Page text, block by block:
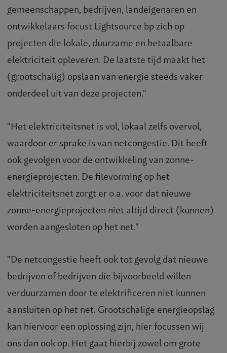
gemeenschappen, bedrijven, landeigenaren en
ontwikkelaars focust Lightsource bp zich op
projecten die lokale, duurzame en betaalbare
elektriciteit opleveren. De laatste tijd maakt het
(grootschalig) opslaan van energie steeds vaker
onderdeel uit van deze projecten."
"Het elektriciteitsnet is vol, lokaal zelfs overvol,
waardoor er sprake is van netcongestie. Dit heeft
ook gevolgen voor de ontwikkeling van zonne-
energieprojecten. De filevorming op het
elektriciteitsnet zorgt er o.a. voor dat nieuwe
zonne-energieprojecten niet altijd direct (kunnen)
worden aangesloten op het net."
"De netcongestie heeft ook tot gevolg dat nieuwe
bedrijven of bedrijven die bijvoorbeeld willen
verduurzamen door te elektrificeren niet kunnen
aansluiten op het net. Grootschalige energieopslag
kan hiervoor een oplossing zijn, hier focussen wij
ons dan ook op. Het gaat hierbij zowel om grote